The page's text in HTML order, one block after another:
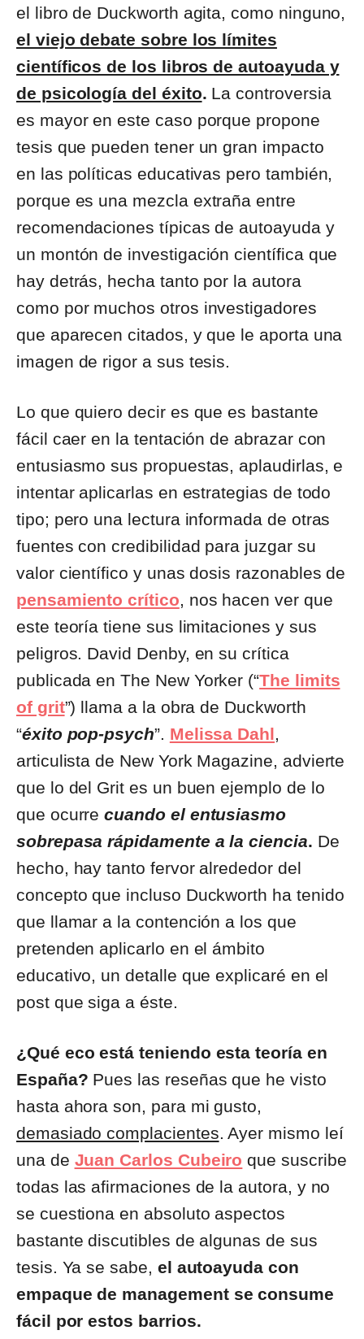
el libro de Duckworth agita, como ninguno,
el viejo debate sobre los límites
científicos de los libros de autoayuda y
de psicología del éxito. La controversia
es mayor en este caso porque propone
tesis que pueden tener un gran impacto
en las políticas educativas pero también,
porque es una mezcla extraña entre
recomendaciones típicas de autoayuda y
un montón de investigación científica que
hay detrás, hecha tanto por la autora
como por muchos otros investigadores
que aparecen citados, y que le aporta una
imagen de rigor a sus tesis.
Lo que quiero decir es que es bastante
fácil caer en la tentación de abrazar con
entusiasmo sus propuestas, aplaudirlas, e
intentar aplicarlas en estrategias de todo
tipo; pero una lectura informada de otras
fuentes con credibilidad para juzgar su
valor científico y unas dosis razonables de
pensamiento crítico, nos hacen ver que
este teoría tiene sus limitaciones y sus
peligros. David Denby, en su crítica
publicada en The New Yorker (“The limits
of grit”) llama a la obra de Duckworth
“éxito pop-psych”. Melissa Dahl,
articulista de New York Magazine, advierte
que lo del Grit es un buen ejemplo de lo
que ocurrecuando el entusiasmo
sobrepasa rápidamente a la ciencia. De
hecho, hay tanto fervor alrededor del
concepto que incluso Duckworth ha tenido
que llamar a la contención a los que
pretenden aplicarlo en el ámbito
educativo, un detalle que explicaré en el
post que siga a éste.
¿Qué eco está teniendo esta teoría en
España? Pues las reseñas que he visto
hasta ahora son, para mi gusto,
demasiado complacientes. Ayer mismo leí
una de Juan Carlos Cubeiro que suscribe
todas las afirmaciones de la autora, y no
se cuestiona en absoluto aspectos
bastante discutibles de algunas de sus
tesis. Ya se sabe, el autoayuda con
empaque de management se consume
fácil por estos barrios.